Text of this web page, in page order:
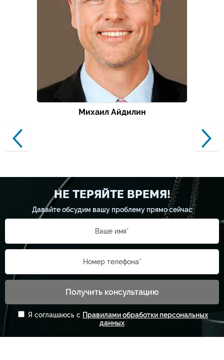
Михаил Айдилин
НЕ ТЕРЯЙТЕ ВРЕМЯ!
Давайте обсудим вашу проблему прямо сейчас
Ваше имя*
Номер телефона*
Получить консультацию
Я соглашаюсь с Правилами обработки персональных
данных